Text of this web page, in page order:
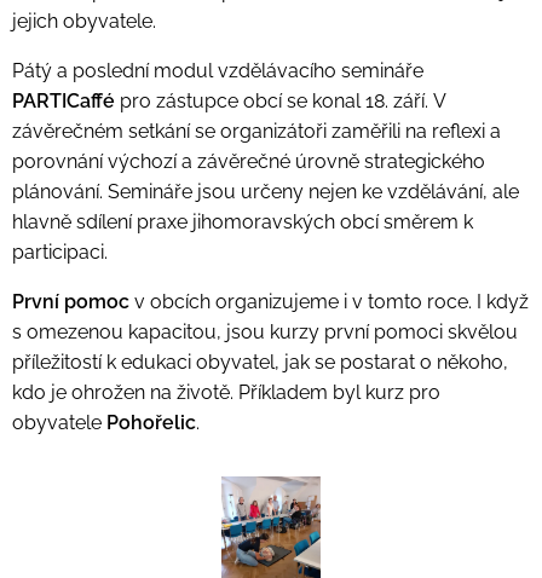
jejich obyvatele.
Pátý a poslední modul vzdělávacího semináře
PARTICaffé pro zástupce obcí se konal 18. září. V
závěrečném setkání se organizátoři zaměřili na reflexi a
porovnání výchozí a závěrečné úrovně strategického
plánování. Semináře jsou určeny nejen ke vzdělávání, ale
hlavně sdílení praxe jihomoravských obcí směrem k
participaci.
První pomoc v obcích organizujeme i v tomto roce. I když
s omezenou kapacitou, jsou kurzy první pomoci skvělou
příležitostí k edukaci obyvatel, jak se postarat o někoho,
kdo je ohrožen na životě. Příkladem byl kurz pro
obyvatele Pohořelic.